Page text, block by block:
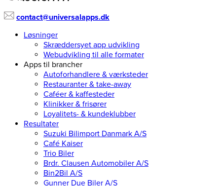
contact@universalapps.dk
Løsninger
Skræddersyet app udvikling
Webudvikling til alle formater
Apps til brancher
Autoforhandlere & værksteder
Restauranter & take-away
Caféer & kaffesteder
Klinikker & frisører
Loyalitets- & kundeklubber
Resultater
Suzuki Bilimport Danmark A/S
Café Kaiser
Trio Biler
Brdr. Clausen Automobiler A/S
Bin2Bil A/S
Gunner Due Biler A/S